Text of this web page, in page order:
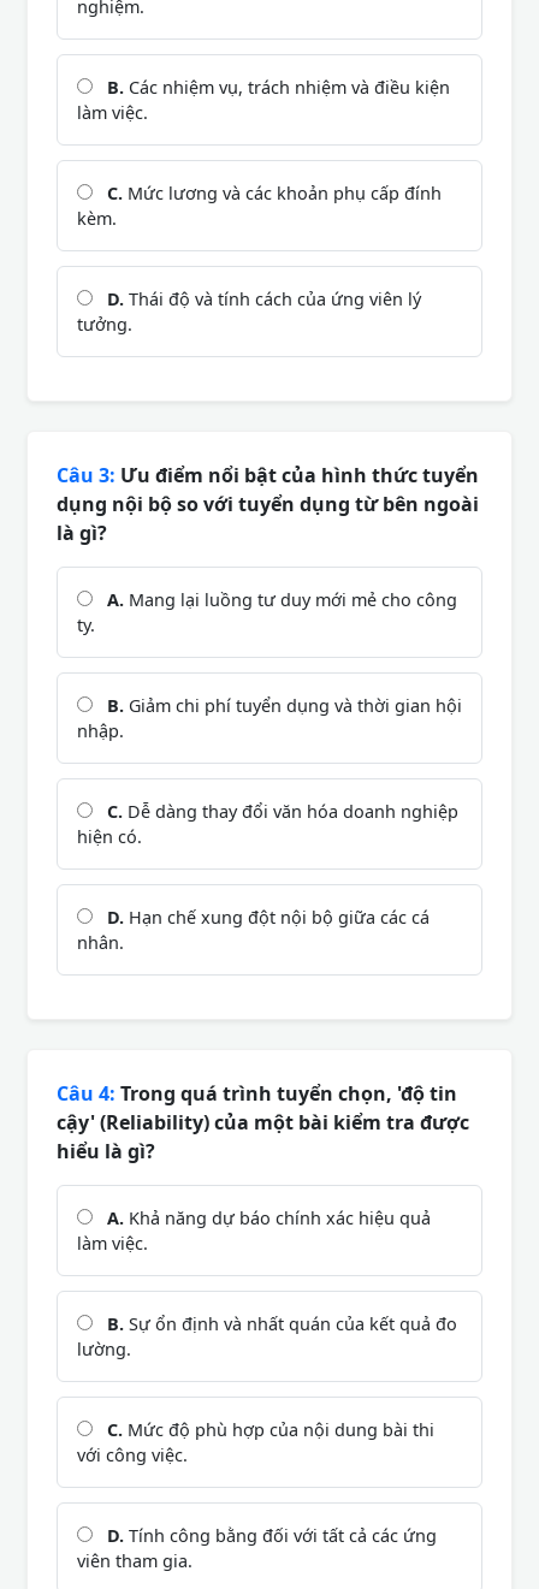
nghiệm.
B. Các nhiệm vụ, trách nhiệm và điều kiện
làm việc.
C. Mức lương và các khoản phụ cấp đính
kèm.
D. Thái độ và tính cách của ứng viên lý
tưởng.
Câu 3: Ưu điểm nổi bật của hình thức tuyển
dụng nội bộ so với tuyển dụng từ bên ngoài
là gì?
A. Mang lại luồng tư duy mới mẻ cho công
ty.
B. Giảm chi phí tuyển dụng và thời gian hội
nhập.
C. Dễ dàng thay đổi văn hóa doanh nghiệp
hiện có.
D. Hạn chế xung đột nội bộ giữa các cá
nhân.
Câu 4: Trong quá trình tuyển chọn, 'độ tin
cậy' (Reliability) của một bài kiểm tra được
hiểu là gì?
A. Khả năng dự báo chính xác hiệu quả
làm việc.
B. Sự ổn định và nhất quán của kết quả đo
lường.
C. Mức độ phù hợp của nội dung bài thi
với công việc.
D. Tính công bằng đối với tất cả các ứng
viên tham gia.